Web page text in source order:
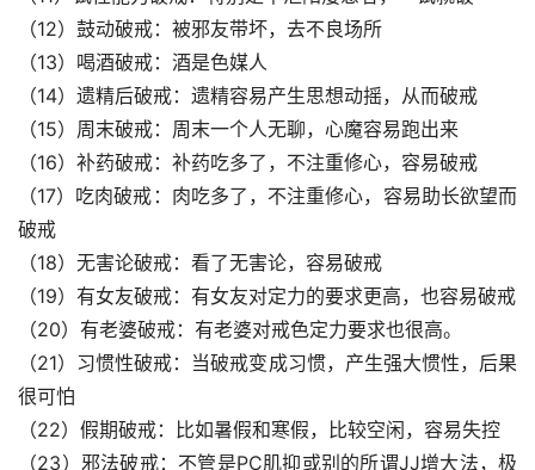
（12）鼓动破戒：被邪友带坏，去不良场所
（13）喝酒破戒：酒是色媒人
（14）遗精后破戒：遗精容易产生思想动摇，从而破戒
（15）周末破戒：周末一个人无聊，心魔容易跑出来
（16）补药破戒：补药吃多了，不注重修心，容易破戒
（17）吃肉破戒：肉吃多了，不注重修心，容易助长欲望而
破戒
（18）无害论破戒：看了无害论，容易破戒
（19）有女友破戒：有女友对定力的要求更高，也容易破戒
（20）有老婆破戒：有老婆对戒色定力要求也很高。
（21）习惯性破戒：当破戒变成习惯，产生强大惯性，后果
很可怕
（22）假期破戒：比如暑假和寒假，比较空闲，容易失控
（23）邪法破戒：不管是PC肌抑或别的所谓JJ增大法，极